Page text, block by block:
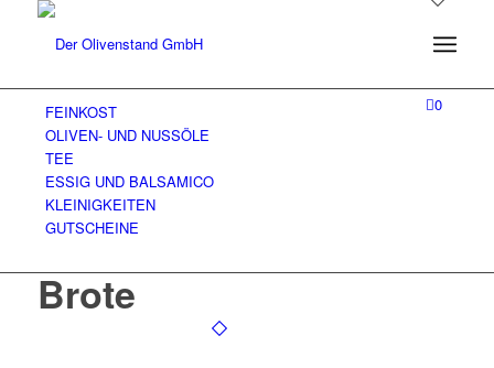
0
FEINKOST
OLIVEN- UND NUSSÖLE
TEE
ESSIG UND BALSAMICO
KLEINIGKEITEN
GUTSCHEINE
Brote